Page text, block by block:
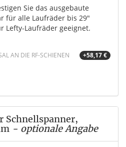
Sie das ausgebaute
für alle Laufräder bis 29"
Lefty-Laufräder geeignet.
AN DIE RF-SCHIENEN +58,17 €
Schnellspanner,
- optionale Angabe